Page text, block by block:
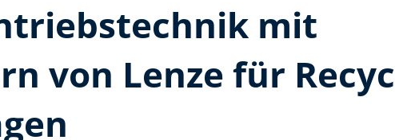
mit
von Lenze für